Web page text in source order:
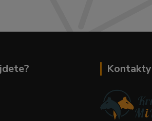
Kontakty